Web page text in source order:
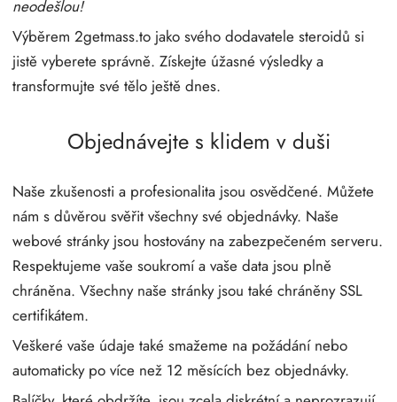
neodešlou!
Výběrem 2getmass.to jako svého dodavatele steroidů si
jistě vyberete správně. Získejte úžasné výsledky a
transformujte své tělo ještě dnes.
Objednávejte s klidem v duši
Naše zkušenosti a profesionalita jsou osvědčené. Můžete
nám s důvěrou svěřit všechny své objednávky. Naše
webové stránky jsou hostovány na zabezpečeném serveru.
Respektujeme vaše soukromí a vaše data jsou plně
chráněna. Všechny naše stránky jsou také chráněny SSL
certifikátem.
Veškeré vaše údaje také smažeme na požádání nebo
automaticky po více než 12 měsících bez objednávky.